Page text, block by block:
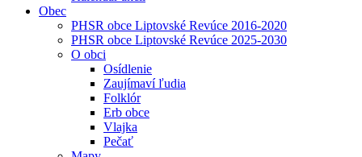
Obec
PHSR obce Liptovské Revúce 2016-2020
PHSR obce Liptovské Revúce 2025-2030
O obci
Osídlenie
Zaujímaví ľudia
Folklór
Erb obce
Vlajka
Pečať